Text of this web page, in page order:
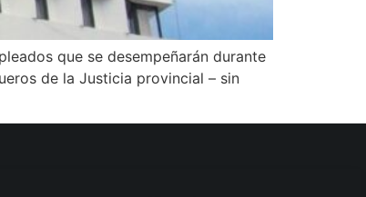
que se desempeñarán durante
de la Justicia provincial – sin